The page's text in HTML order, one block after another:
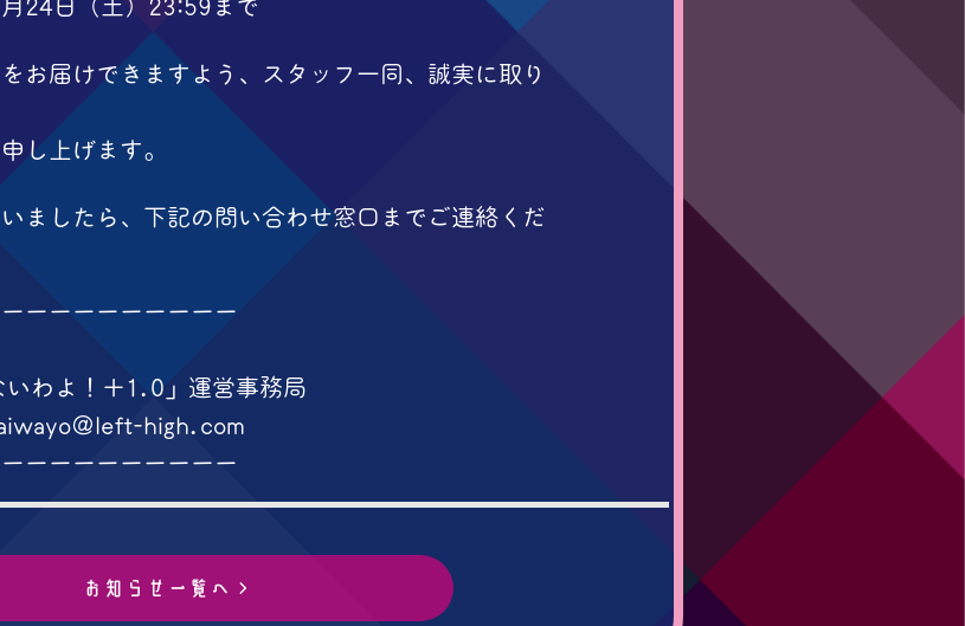
24日（土）23:59まで
お届けできますよう、スタッフ一同、誠実に取り
し上げます。
ましたら、下記の問い合わせ窓口までご連絡くだ
ーーーーーーーーー
いわよ！＋1.0」運営事務局
high.com
ーーーーーーーーー
お知らせ一覧へ